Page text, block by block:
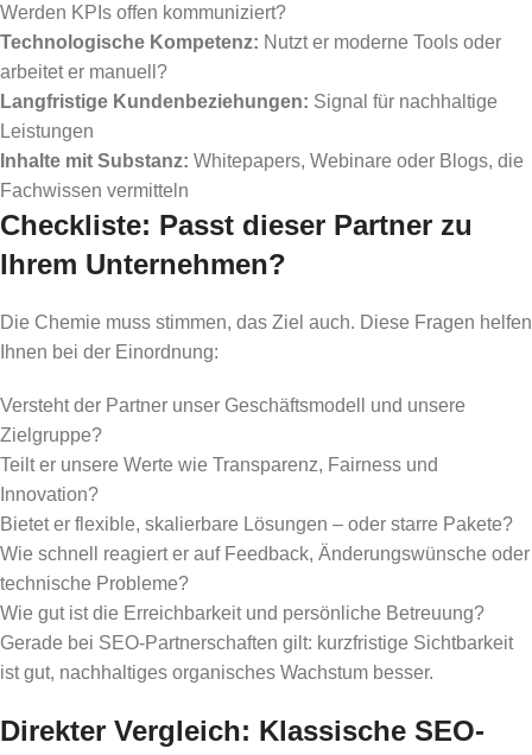
Werden KPIs offen kommuniziert?
Technologische Kompetenz: Nutzt er moderne Tools oder
arbeitet er manuell?
Langfristige Kundenbeziehungen: Signal für nachhaltige
Leistungen
Inhalte mit Substanz: Whitepapers, Webinare oder Blogs, die
Fachwissen vermitteln
Checkliste: Passt dieser Partner zu
Ihrem Unternehmen?
Die Chemie muss stimmen, das Ziel auch. Diese Fragen helfen
Ihnen bei der Einordnung:
Versteht der Partner unser Geschäftsmodell und unsere
Zielgruppe?
Teilt er unsere Werte wie Transparenz, Fairness und
Innovation?
Bietet er flexible, skalierbare Lösungen – oder starre Pakete?
Wie schnell reagiert er auf Feedback, Änderungswünsche oder
technische Probleme?
Wie gut ist die Erreichbarkeit und persönliche Betreuung?
Gerade bei SEO-Partnerschaften gilt: kurzfristige Sichtbarkeit
ist gut, nachhaltiges organisches Wachstum besser.
Direkter Vergleich: Klassische SEO-